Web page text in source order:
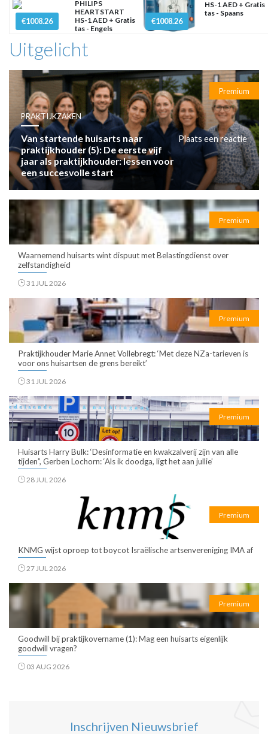
€1008.26
PHILIPS
HEARTSTART
HS-1 AED + Gratis
tas - Engels
€1008.26
HS-1 AED + Gratis
tas - Spaans
Uitgelicht
Premium
PRAKTIJKZAKEN
Van startende huisarts naar
praktijkhouder (5): De eerste vijf
jaar als praktijkhouder: lessen voor
een succesvolle start
Plaats een reactie
Premium
Waarnemend huisarts wint dispuut met Belastingdienst over
zelfstandigheid
31 JUL 2026
Premium
Praktijkhouder Marie Annet Vollebregt: ‘Met deze NZa-tarieven is
voor ons huisartsen de grens bereikt’
31 JUL 2026
Premium
Huisarts Harry Bulk: ‘Desinformatie en kwakzalverij zijn van alle
tijden”, Gerben Lochorn: ‘Als ik doodga, ligt het aan jullie’
28 JUL 2026
Premium
KNMG wijst oproep tot boycot Israëlische artsenvereniging IMA af
27 JUL 2026
Premium
Goodwill bij praktijkovername (1): Mag een huisarts eigenlijk
goodwill vragen?
03 AUG 2026
Inschrijven Nieuwsbrief